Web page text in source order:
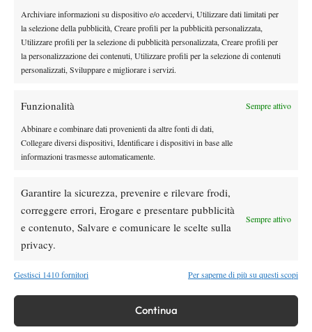
Archiviare informazioni su dispositivo e/o accedervi, Utilizzare dati limitati per
la selezione della pubblicità, Creare profili per la pubblicità personalizzata,
Utilizzare profili per la selezione di pubblicità personalizzata, Creare profili per
la personalizzazione dei contenuti, Utilizzare profili per la selezione di contenuti
personalizzati, Sviluppare e migliorare i servizi.
Funzionalità Sempre attivo
Abbinare e combinare dati provenienti da altre fonti di dati,
Collegare diversi dispositivi, Identificare i dispositivi in base alle
informazioni trasmesse automaticamente.
Garantire la sicurezza, prevenire e rilevare frodi,
correggere errori, Erogare e presentare pubblicità
e contenuto, Salvare e comunicare le scelte sulla
privacy.
Sempre attivo
Gestisci 1410 fornitori Per saperne di più su questi scopi
Continua
impressionato lasciando un solo game alla Hercog. Fuori anche
la Lisicki, testa di serie numero undici, spazzata via con un 6-1
6-4 dalla Dominguez Lino. Cadono anche la Peng e la Kanepi.
Wta Wta Indian Wells
Nessun commento
Devi essere
DI TENDENZA
Atp News